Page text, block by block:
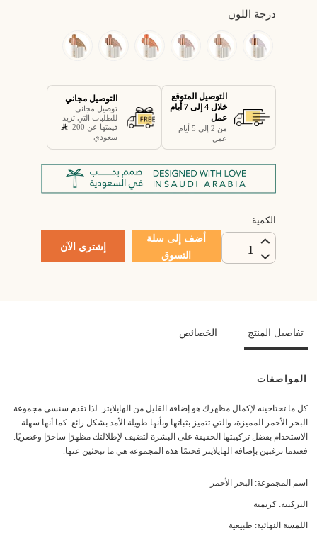
درجة اللون
التوصيل المتوقع
خلال 4 إلى 7 أيام
عمل
من 2 إلى 5 أيام
عمل
التوصيل مجاني
توصيل مجاني
للطلبات التي تزيد
قيمتها عن 200
سعودي
الكمية
1
أضف إلى سلة
التسوق
إشتري الآن
تفاصيل المنتج الخصائص
المواصفات
كل ما تحتاجينه لإكمال مظهرك هو إضافة القليل من الهايلايتر. لذا تقدم سنسي مجموعة
البحر الأحمر المميزة، والتي تتميز بثباتها وبأنها طويلة الأمد بشكل رائع. كما أنها سهلة
الاستخدام بفضل تركيبتها الخفيفة على البشرة لتضيف لإطلالتك مظهرًا ساحرًا وعصريًا.
فعندما ترغبين بإضافة الهايلايتر فحتمًا هذه المجموعة هي ما تبحثين عنها.
اسم المجموعة: البحر الأحمر
التركيبة: كريمية
اللمسة النهائية: طبيعية